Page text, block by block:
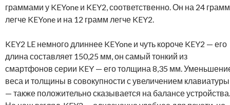
граммами у KEYone и KEY2, соответственно. Он на 24
легче KEYone и на 12 грамм легче KEY2.
KEY2 LE немного длиннее KEYone и чуть короче KEY2 — его
длина составляет 150,25 мм, он самый тонкий из
смартфонов серии KEY — его толщина 8,35 мм.
веса и толщины в совокупности с увеличением клавиатуры
— также положительно сказывается на балансе устройства.